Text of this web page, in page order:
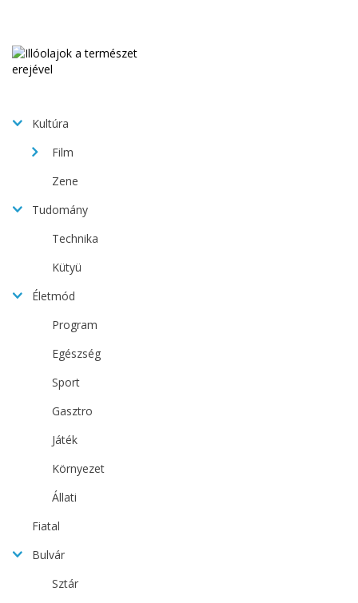
Kultúra
Film
Zene
Tudomány
Technika
Kütyü
Életmód
Program
Egészség
Sport
Gasztro
Játék
Környezet
Állati
Fiatal
Bulvár
Sztár